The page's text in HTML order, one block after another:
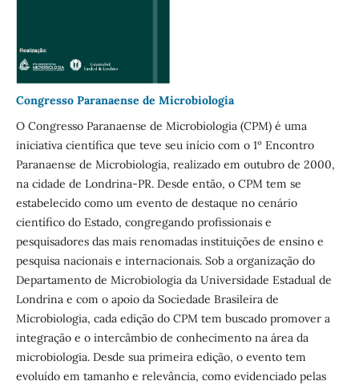
Congresso Paranaense de Microbiologia
O Congresso Paranaense de Microbiologia (CPM) é uma
iniciativa científica que teve seu início com o 1º Encontro
Paranaense de Microbiologia, realizado em outubro de 2000,
na cidade de Londrina-PR. Desde então, o CPM tem se
estabelecido como um evento de destaque no cenário
científico do Estado, congregando profissionais e
pesquisadores das mais renomadas instituições de ensino e
pesquisa nacionais e internacionais. Sob a organização do
Departamento de Microbiologia da Universidade Estadual de
Londrina e com o apoio da Sociedade Brasileira de
Microbiologia, cada edição do CPM tem buscado promover a
integração e o intercâmbio de conhecimento na área da
microbiologia. Desde sua primeira edição, o evento tem
evoluído em tamanho e relevância, como evidenciado pelas